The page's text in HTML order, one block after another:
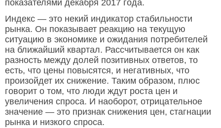
показателями декабря 2017 года.
Индекс — это некий индикатор стабильности
рынка. Он показывает реакцию на текущую
ситуацию в экономике и ожидания потребителей
на ближайший квартал. Рассчитывается он как
разность между долей позитивных ответов, то
есть, что цены повысятся, и негативных, что
произойдет их снижение. Таким образом, плюс
говорит о том, что люди ждут роста цен и
увеличения спроса. И наоборот, отрицательное
значение — это признак снижения цен, стагнации
рынка и низкого спроса.